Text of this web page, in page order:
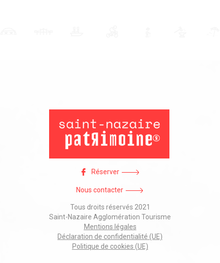
Réserver
Nous contacter
Tous droits réservés 2021
Saint-Nazaire Agglomération Tourisme
Mentions légales
Déclaration de confidentialité (UE)
Politique de cookies (UE)